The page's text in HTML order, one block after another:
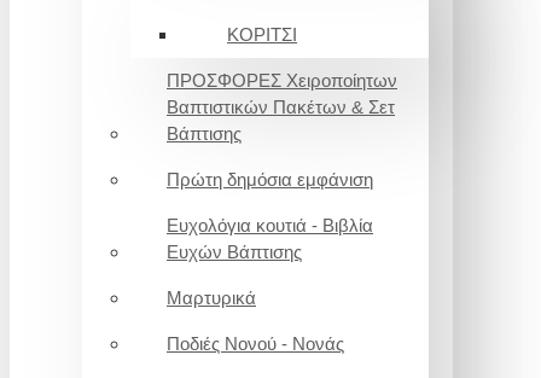
ΚΟΡΙΤΣΙ
ΠΡΟΣΦΟΡΕΣ Χειροποίητων
Βαπτιστικών Πακέτων & Σετ
Βάπτισης
Πρώτη δημόσια εμφάνιση
Ευχολόγια κουτιά - Βιβλία
Ευχών Βάπτισης
Μαρτυρικά
Ποδιές Νονού - Νονάς